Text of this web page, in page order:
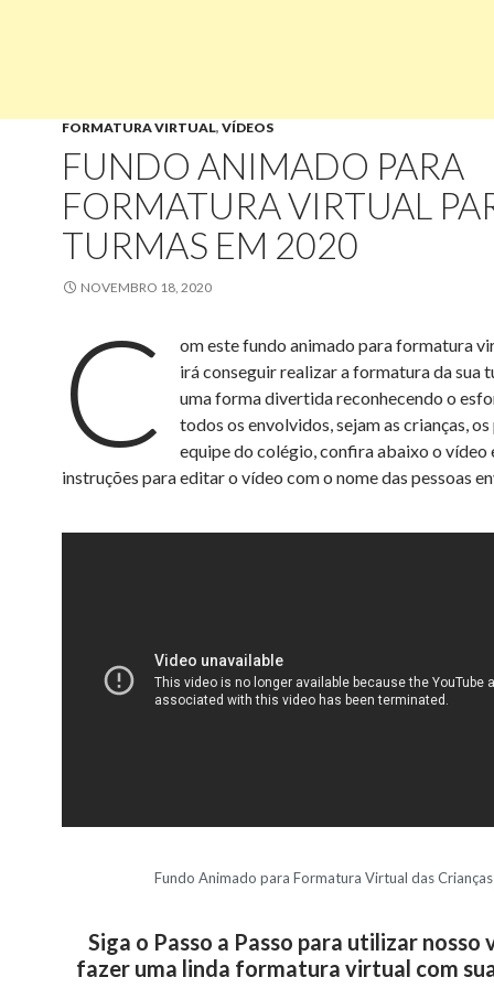
FORMATURA VIRTUAL, VÍDEOS
FUNDO ANIMADO PARA
FORMATURA VIRTUAL
TURMAS EM 2020
NOVEMBRO 18, 2020
C
om este fundo animado para formatura
irá conseguir realizar a formatura da sua
uma forma divertida reconhecendo o
todos os envolvidos, sejam as crianças, os
equipe do colégio, confira abaixo o vídeo
instruções para editar o vídeo com o nome das pessoas
Fundo Animado para Formatura Virtual das Crianças
Siga o Passo a Passo para utilizar nosso
fazer uma linda formatura virtual com